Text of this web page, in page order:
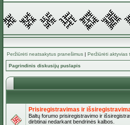
Peržiūrėti neatsakytus pranešimus | Peržiūrėti aktyvias
Pagrindinis diskusijų puslapis
Prisiregistravimas ir
Baltų forumo prisiregistravimo ir
dirbtinai nedarkant bendrinės kalbos.